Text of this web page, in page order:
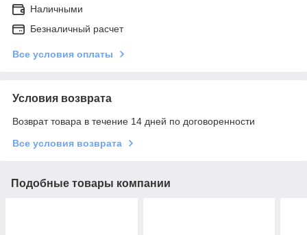
Наличными
Безналичный расчет
Все условия оплаты
Условия возврата
Возврат товара в течение 14 дней по договоренности
Все условия возврата
Подобные товары компании